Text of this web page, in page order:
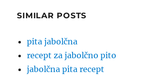
SIMILAR POSTS
pita jabolčna
recept za jabolčno pito
jabolčna pita recept